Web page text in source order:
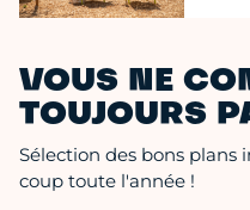
VOUS NE
TOUJOURS
Sélection des bons plans
coup toute l'année !